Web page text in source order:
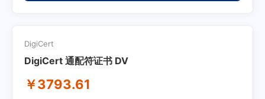
DigiCert
DigiCert 通配符证书 DV
￥3793.61